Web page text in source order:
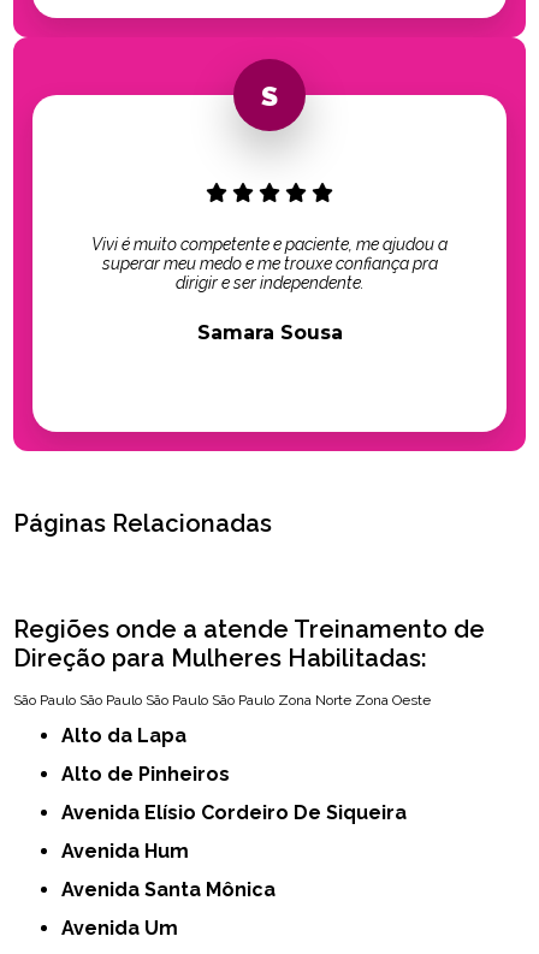
Vivi é muito competente e paciente, me ajudou a
superar meu medo e me trouxe confiança pra
dirigir e ser independente.
Samara Sousa
Páginas Relacionadas
Regiões onde a atende Treinamento de
Direção para Mulheres Habilitadas:
São Paulo São Paulo São Paulo São Paulo Zona Norte Zona Oeste
Alto da Lapa
Alto de Pinheiros
Avenida Elísio Cordeiro De Siqueira
Avenida Hum
Avenida Santa Mônica
Avenida Um